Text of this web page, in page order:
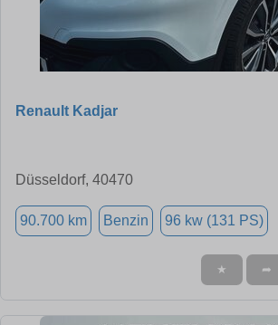
Renault Kadjar
Düsseldorf, 40470
90.700 km Benzin 96 kw (131 PS)
★ ➦